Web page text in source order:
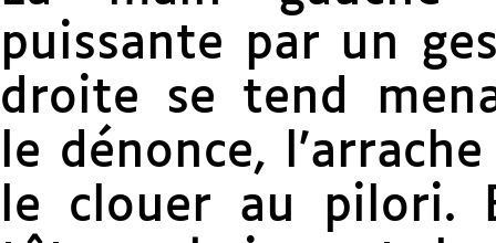
puissante par un
droite se tend
le dénonce,
le clouer au pilori.